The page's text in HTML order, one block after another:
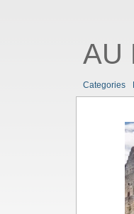
AU
Categories